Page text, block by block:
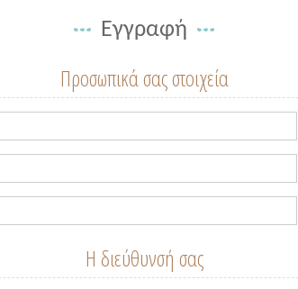
Εγγραφή
Προσωπικά σας στοιχεία
Η διεύθυνσή σας